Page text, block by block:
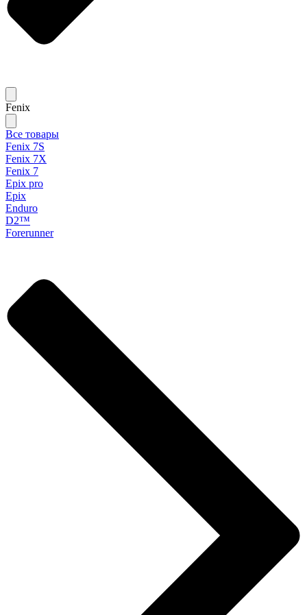
Fenix
Все товары
Fenix 7S
Fenix 7X
Fenix 7
Epix pro
Epix
Enduro
D2™
Forerunner